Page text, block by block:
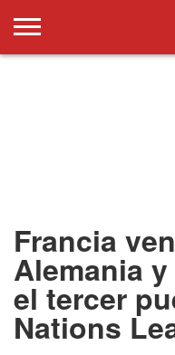
Francia
Alemania
el tercer
Nations